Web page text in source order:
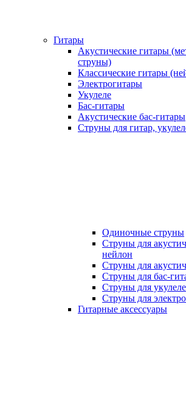
Гитары
Акустические гитары
струны)
Классические гитары
Электрогитары
Укулеле
Бас-гитары
Акустические бас-гитары
Струны для гитар,
Одиночные струны
Струны для
нейлон
Струны для
Струны для бас-
Струны для укулеле
Струны для
Гитарные аксессуары